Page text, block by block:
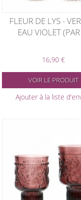
FLEUR DE LYS -
EAU VIOLET
16,90 €
VOIR LE PRODUIT
Ajouter à la liste